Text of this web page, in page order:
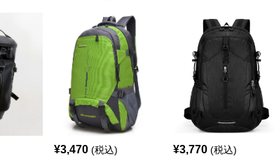
¥3,470 (税込) ¥3,770 (税込)